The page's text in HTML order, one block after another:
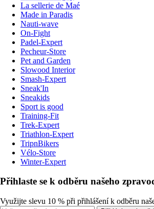
La sellerie de Maé
Made in Paradis
Nauti-wave
On-Fight
Padel-Expert
Pecheur-Store
Pet and Garden
Slowood Interior
Smash-Expert
Sneak'In
Sneakids
Sport is good
Training-Fit
Trek-Expert
Triathlon-Expert
TripnBikers
Vélo-Store
Winter-Expert
Přihlaste se k odběru našeho
Využijte slevu 10 % při přihlášení k odběru